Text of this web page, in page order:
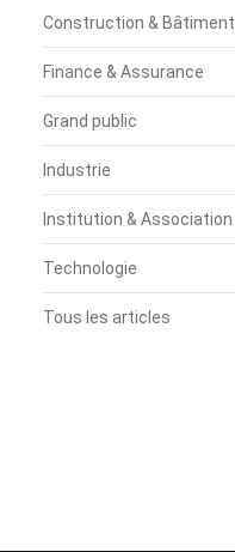
Construction & Bâtiment
Finance & Assurance
Grand public
Industrie
Institution & Association
Technologie
Tous les articles